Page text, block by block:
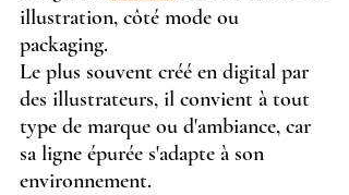
illustration, côté mode ou
packaging.
Le plus souvent créé en digital par
des illustrateurs, il convient à tout
type de marque ou d'ambiance, car
sa ligne épurée s'adapte à son
environnement.